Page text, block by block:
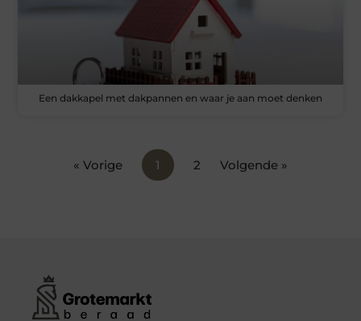
Een dakkapel met dakpannen en waar je aan moet denken
« Vorige 1 2 Volgende »